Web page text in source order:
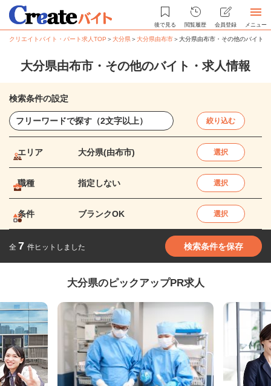
後で見る 閲覧履歴 会員登録 メニュー
クリエイトバイト・パート求人TOP ＞大分県＞大分県由布市＞大分県由布市・その他のバイト
大分県由布市・その他のバイト・求人情報
検索条件の設定
絞り込む
エリア 大分県(由布市) 選択
職種 指定しない 選択
条件 ブランクOK 選択
全 7 件ヒットしました 検索条件を保存
大分県のピックアップPR求人